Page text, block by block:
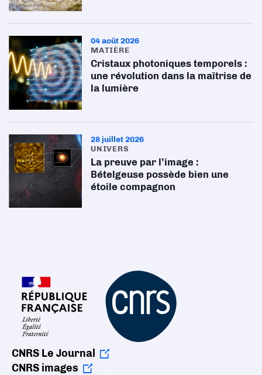
04 août 2026
MATIÈRE
Cristaux photoniques temporels :
une révolution dans la maîtrise de
la lumière
28 juillet 2026
UNIVERS
La preuve par l’image :
Bételgeuse possède bien une
étoile compagnon
CNRS Le Journal
CNRS images